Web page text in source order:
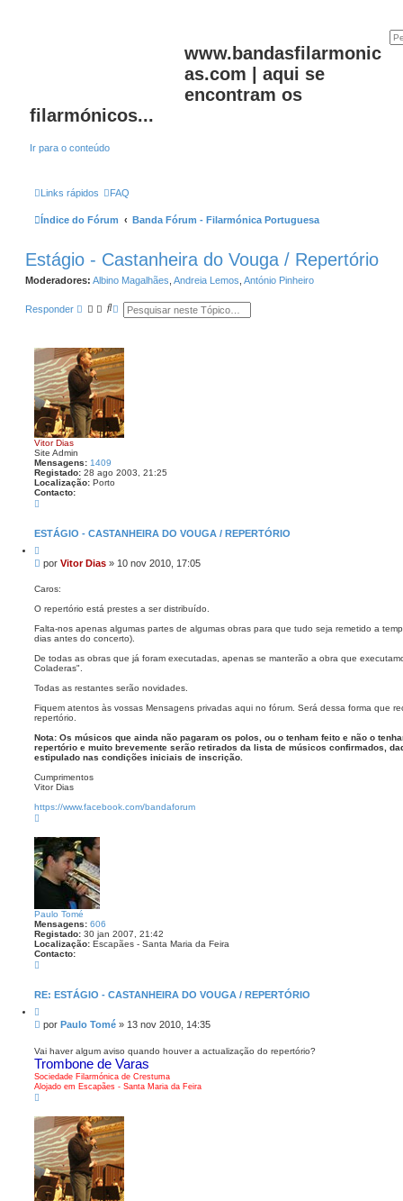
www.bandasfilarmonic
as.com | aqui se
encontram os
filarmónicos...
Ir para o conteúdo
Links rápidos FAQ
Índice do Fórum Banda Fórum - Filarmónica Portuguesa
Estágio - Castanheira do Vouga / Repertório
Moderadores: Albino Magalhães Andreia Lemos António Pinheiro
Responder
P
u
i
s
a
r
P
u
i
s
a
a
v
a
n
ç
a
Vitor Dias
Site Admin
Mensagens: 1409
Registado: 28 ago 2003, 21:25
Localização: Porto
Contacto:
t
t
o
i
o
D
i
s
ESTÁGIO - CASTANHEIRA DO VOUGA / REPERTÓRIO
i
t
r
M
n
a
g
e
por Vitor Dias » 10 nov 2010, 17:05
Caros:
O repertório está prestes a ser distribuído.
Falta-nos apenas algumas partes de algumas obras para que tudo seja remetido a
dias antes do concerto).
De todas as obras que já foram executadas, apenas se manterão a obra que
Coladeras".
Todas as restantes serão novidades.
Fiquem atentos às vossas Mensagens privadas aqui no fórum. Será dessa forma que
repertório.
Nota: Os músicos que ainda não pagaram os polos, ou o tenham feito e não o
repertório e muito brevemente serão retirados da lista de músicos confirmados,
estipulado nas condições iniciais de inscrição.
Cumprimentos
Vitor Dias
https://www.facebook.com/bandaforum
p
o
Paulo Tomé
Mensagens: 606
Registado: 30 jan 2007, 21:42
Localização: Escapães - Santa Maria da Feira
Contacto:
t
t
o
a
u
l
o
T
é
RE: ESTÁGIO - CASTANHEIRA DO VOUGA / REPERTÓRIO
i
t
r
M
n
s
a
g
por Paulo Tomé » 13 nov 2010, 14:35
Vai haver algum aviso quando houver a actualização do repertório?
Trombone de Varas
Sociedade Filarmónica de Crestuma
Alojado em Escapães - Santa Maria da Feira
p